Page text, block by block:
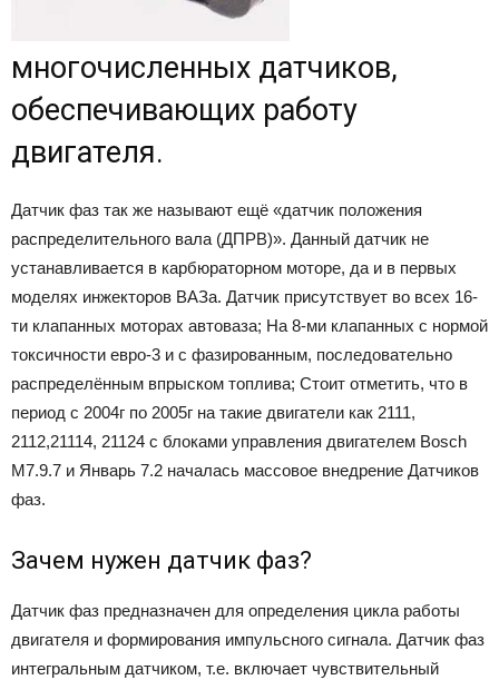
многочисленных датчиков,
обеспечивающих работу
двигателя.
Датчик фаз так же называют ещё «датчик положения
распределительного вала (ДПРВ)». Данный датчик не
устанавливается в карбюраторном моторе, да и в первых
моделях инжекторов ВАЗа. Датчик присутствует во всех 16-
ти клапанных моторах автоваза; На 8-ми клапанных с нормой
токсичности евро-3 и с фазированным, последовательно
распределённым впрыском топлива; Стоит отметить, что в
период с 2004г по 2005г на такие двигатели как 2111,
2112,21114, 21124 с блоками управления двигателем Bosch
M7.9.7 и Январь 7.2 началась массовое внедрение Датчиков
фаз.
Зачем нужен датчик фаз?
Датчик фаз предназначен для определения цикла работы
двигателя и формирования импульсного сигнала. Датчик фаз
интегральным датчиком, т.е. включает чувствительный